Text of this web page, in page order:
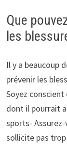
Que
les
Il y a beaucoup
prévenir les
Soyez
dont il pourrait
sports-
sollicite pas